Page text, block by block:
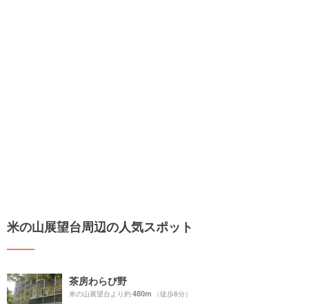
米の山展望台周辺の人気スポット
茶房わらび野
米の山展望台より約480m （徒歩8分）